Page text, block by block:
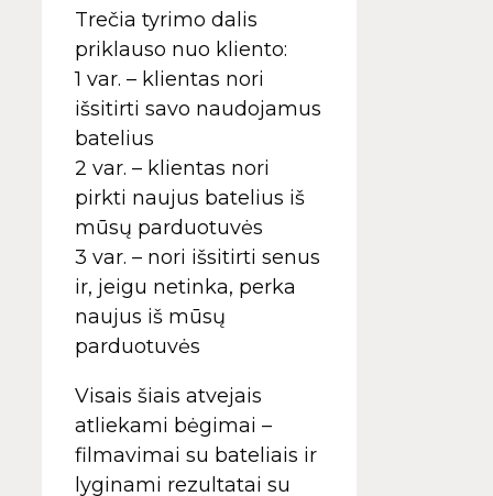
Trečia tyrimo dalis
priklauso nuo kliento:
1 var. – klientas nori
išsitirti savo naudojamus
batelius
2 var. – klientas nori
pirkti naujus batelius iš
mūsų parduotuvės
3 var. – nori išsitirti senus
ir, jeigu netinka, perka
naujus iš mūsų
parduotuvės
Visais šiais atvejais
atliekami bėgimai –
filmavimai su bateliais ir
lyginami rezultatai su